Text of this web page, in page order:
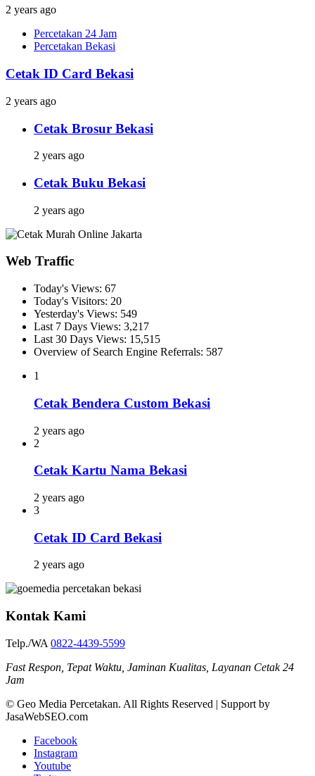
2 years ago
Percetakan 24 Jam
Percetakan Bekasi
Cetak ID Card Bekasi
2 years ago
Cetak Brosur Bekasi
2 years ago
Cetak Buku Bekasi
2 years ago
Web Traffic
Today's Views: 67
Today's Visitors: 20
Yesterday's Views: 549
Last 7 Days Views: 3,217
Last 30 Days Views: 15,515
Overview of Search Engine Referrals: 587
1
Cetak Bendera Custom Bekasi
2 years ago
2
Cetak Kartu Nama Bekasi
2 years ago
3
Cetak ID Card Bekasi
2 years ago
Kontak Kami
Telp./WA 0822-4439-5599
Fast Respon, Tepat Waktu, Jaminan Kualitas, Layanan Cetak 24
Jam
© Geo Media Percetakan. All Rights Reserved | Support by
JasaWebSEO.com
Facebook
Instagram
Youtube